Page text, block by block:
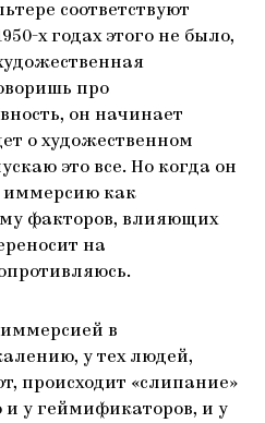
соответствуют
х годах этого не было,
про
он начинает
о художественном
это все. Но когда он
иммерсию как
факторов, влияющих
на
в
у тех людей,
происходит «слипание»
и у геймификаторов, и у